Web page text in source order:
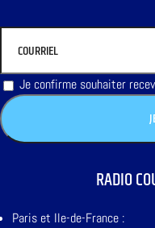
Je confirme souhaiter
RADIO
Paris et Ile-de-France :